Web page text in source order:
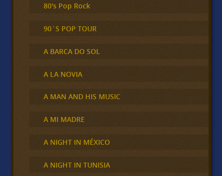
80's Pop Rock
90´S POP TOUR
A BARCA DO SOL
A LA NOVIA
A MAN AND HIS MUSIC
A MI MADRE
A NIGHT IN MÉXICO
A NIGHT IN TUNISIA